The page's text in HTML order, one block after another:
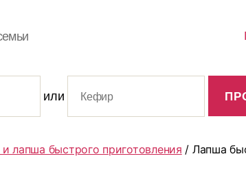
или
лапша быстрого приготовления / Лапша